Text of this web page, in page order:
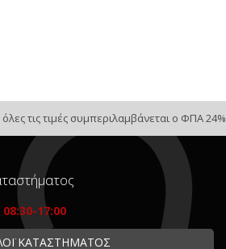
όλες τις τιμές συμπεριλαμβάνεται ο ΦΠΑ 24%
17:00
ΚΑΤΑΣΤΗΜΑΤΟΣ